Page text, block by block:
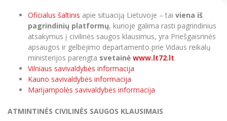
Studentų namai
Estetinis ugdymas
Pramoginių šokių kolektyvas ,,Bolero”
Universiteto teatras
MRU pop vokalinis ansamblis (vadovas Artūras
Dokumentai reglamentuojantys studijas
Neformaliuoju ir (ar) savišvietos būdu įgytų
Tarptautiniai mainai
Studentams
Erasmus+ mobilumas studijoms (SMS)
Erasmus+ mobilumas praktikoms (SMP)
Kitos galimybės
Darbuotojams
Partnerystės
Azijos centras
Skaitmeniniai ženkliukai
Karjeros centras
Emocinė gerovė
Mokslininkų profiliai "CRIS"
Mokslinės veiklos skatinimo fondas
Tarptautinių ekspertų tinklas
Atitikties mokslinių tyrimų etikai komitetas
Mokslo laboratorijos
Rektorės žodis
Struktūra
Reitingai
Universiteto garbės nariai
Teisės mokykla
Viešojo saugumo akademija
Žmogaus ir visuomenės studijų fakultetas
Viešojo valdymo ir verslo fakultetas
Pranešimai spaudai
Ekspertų sąrašas
Renginių kalendorius
Tinklalaidės
Bakalauro studijos
Reitingai
Universiteto garbės nariai
Universiteto simbolika
Atributika
Oficialus šaltinis apie situaciją Lietuvoje – tai viena iš
pagrindinių platformų, kurioje galima rasti pagrindinius
atsakymus į civilinės saugos klausimus, yra Priešgaisrinės
apsaugos ir gelbėjimo departamento prie Vidaus reikalų
ministerijos parengta svetainė www.lt72.lt.
Vilniaus savivaldybės informacija
Kauno savivaldybės informacija
Marijampolės savivaldybės informacija
ATMINTINĖS CIVILINĖS SAUGOS KLAUSIMAIS